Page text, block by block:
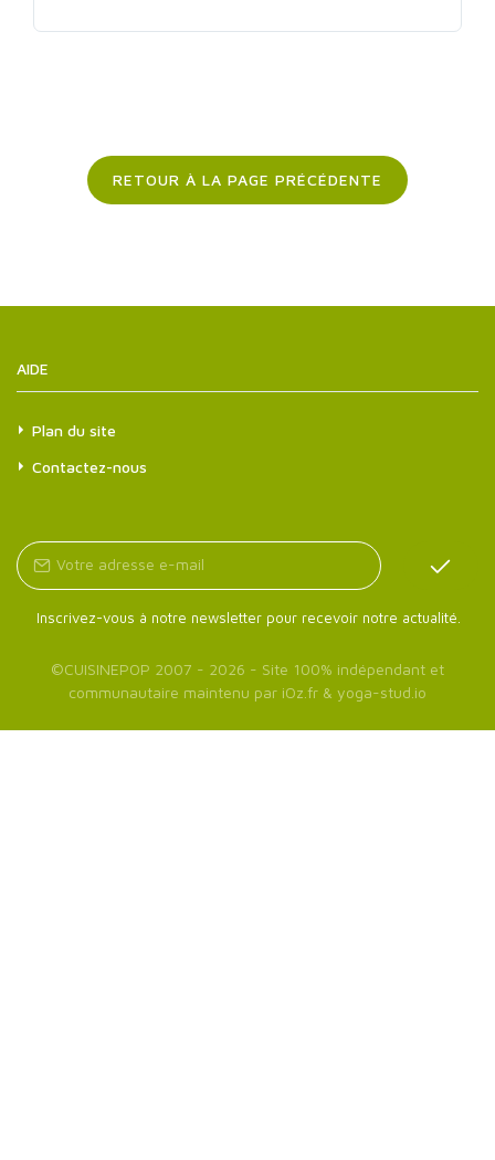
RETOUR À LA PAGE PRÉCÉDENTE
AIDE
Plan du site
Contactez-nous
Inscrivez-vous à notre newsletter pour recevoir notre actualité.
©CUISINEPOP 2007 - 2026 - Site 100% indépendant et
communautaire maintenu par iOz.fr & yoga-stud.io